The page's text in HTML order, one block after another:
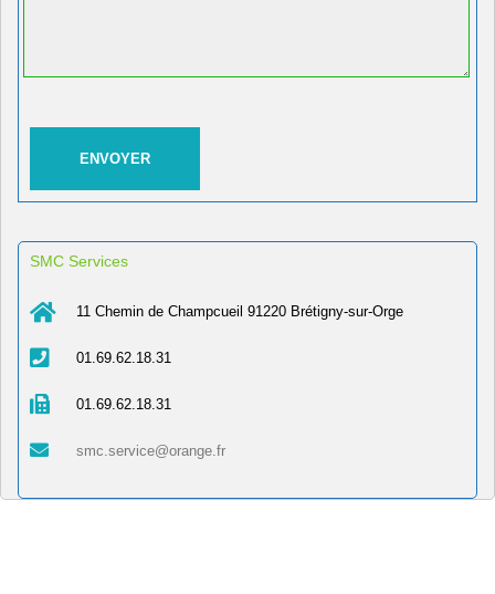
SMC Services
11 Chemin de Champcueil 91220 Brétigny-sur-Orge
01.69.62.18.31
01.69.62.18.31
smc.service@orange.fr